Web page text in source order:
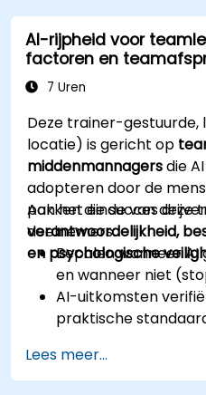
AI-rijpheid voor
factoren en
7 Uren
Deze trainer-gestuurde,
locatie) is gericht op
middenmannagersdie
adopteren door de
pakken die succes
verantwoordelijkheid,
en psychologische
Aan het einde van deze
deelnemers:
Bepalen wanneer
en wanneer niet
AI-uitkomsten
praktische
instellen.
Lees meer...